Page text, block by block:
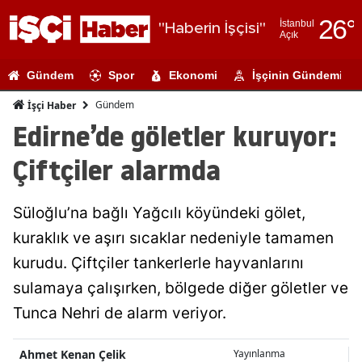
"Haberin İşçisi"
İstanbul
Açık
26°
Adıyaman
Ağrı
Ankara
Antalya
Artvin
Gündem Spor Ekonomi İşçinin Gündemi
İşçi Haber Gündem
Edirne’de göletler kuruyor:
Çiftçiler alarmda
Süloğlu’na bağlı Yağcılı köyündeki gölet,
kuraklık ve aşırı sıcaklar nedeniyle tamamen
kurudu. Çiftçiler tankerlerle hayvanlarını
sulamaya çalışırken, bölgede diğer göletler ve
Tunca Nehri de alarm veriyor.
Ahmet Kenan Çelik
Yayınlanma